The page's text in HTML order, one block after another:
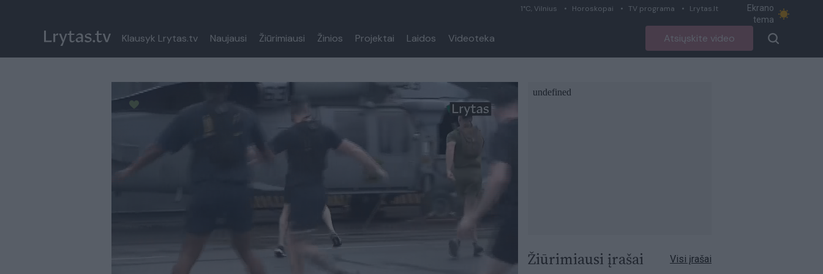
1°C, Vilnius Horoskopai TV programa Lrytas.lt
Ekrano
tema
Klausyk Lrytas.tv Naujausi Žiūrimiausi Žinios Projektai Laidos Videoteka Atsiųskite video
Paremkite Ukrainą
Žiūrimiausi įrašai Visi įrašai